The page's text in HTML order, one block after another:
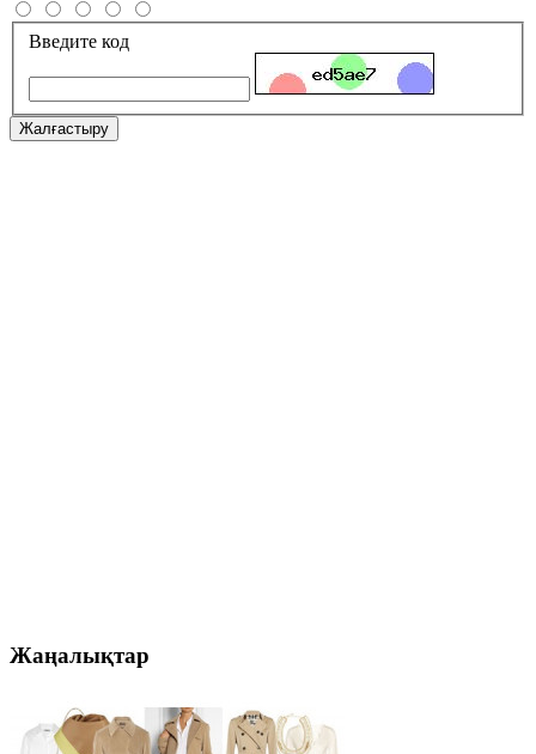
Введите код
Жалғастыру
Жаңалықтар